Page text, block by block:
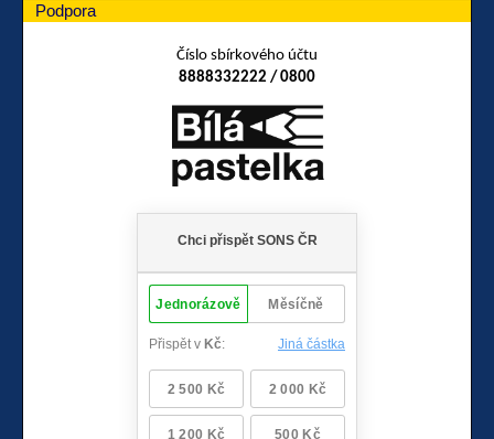
Podpora
Číslo sbírkového účtu
8888332222 / 0800